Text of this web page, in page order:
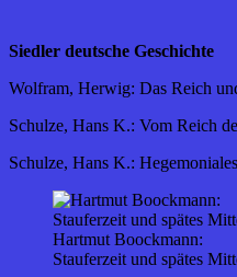
Siedler deutsche Geschichte
Wolfram, Herwig: Das Reich
Schulze, Hans K.: Vom Reich
Schulze, Hans K.:
Hartmut Boockmann:
Stauferzeit und spätes